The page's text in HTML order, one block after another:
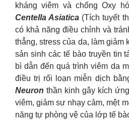
kháng viêm và chống Oxy
Centella Asiatica (Tích tuyết
có khả năng điều chỉnh và
thẳng, stress của da, làm giảm
sản sinh các tế bào truyền tin
bì dẫn đến quá trình viêm da
điều trị rối loạn miễn dịch
Neuron thần kinh gây kích
viêm, giảm sự nhạy cảm, mệt
năng tự phòng vệ của lớp tế